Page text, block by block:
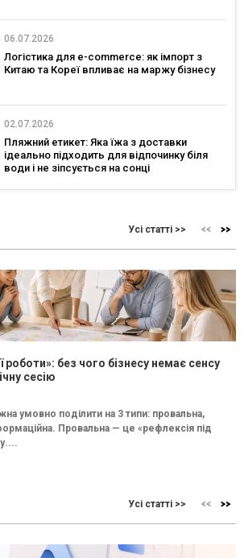
06.07.2026
Логістика для e-commerce: як імпорт з
Китаю та Кореї впливає на маржу бізнесу
02.07.2026
Пляжний етикет: Яка їжа з доставки
ідеально підходить для відпочинку біля
води і не зіпсується на сонці
Усі статті >>
роботи»: без чого бізнесу немає сенсу
сесію
умовно поділити на 3 типи: провальна,
Провальна — це «рефлексія під
Усі статті >>